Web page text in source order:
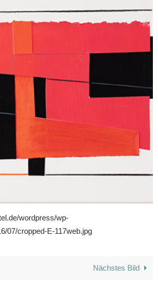
wordpress/wp-
07/cropped-E-117web.jpg
Nächstes Bild